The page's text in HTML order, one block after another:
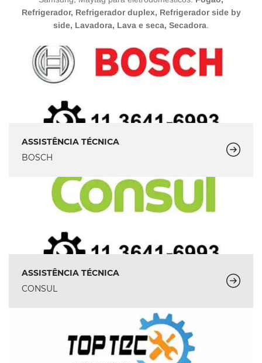
Refrigerador, Refrigerador duplex, Refrigerador side by
side, Lavadora, Lava e seca, Secadora.
ASSISTÊNCIA TÉCNICA
BOSCH
ASSISTÊNCIA TÉCNICA
CONSUL